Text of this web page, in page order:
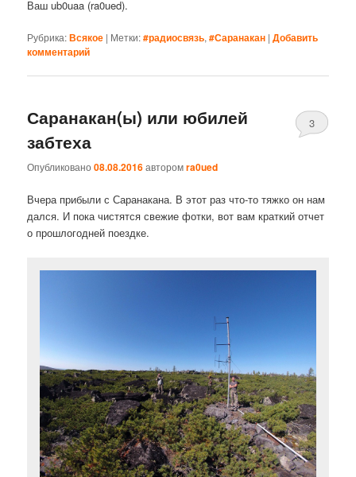
Ваш ub0uaa (ra0ued).
Рубрика:Всякое | Метки:#радиосвязь,#Саранакан |Добавить
комментарий
Саранакан(ы) или юбилей
забтеха
Опубликовано08.08.2016авторомra0ued
3
Вчера прибыли с Саранакана. В этот раз что-то тяжко он нам
дался. И пока чистятся свежие фотки, вот вам краткий отчет
о прошлогодней поездке.